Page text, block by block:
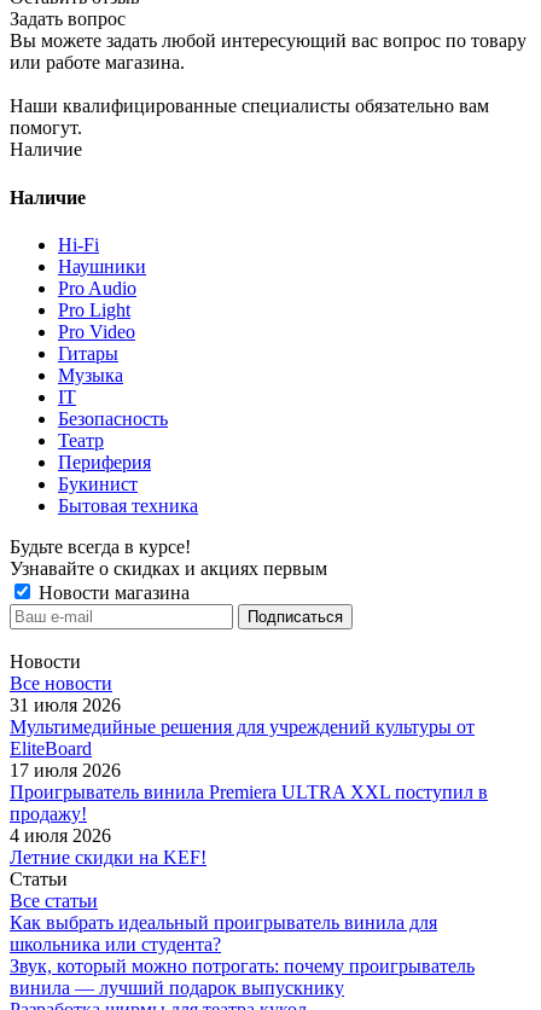
Задать вопрос
Вы можете задать любой интересующий вас вопрос по товару
или работе магазина.
Наши квалифицированные специалисты обязательно вам
помогут.
Наличие
Наличие
Hi-Fi
Наушники
Pro Audio
Pro Light
Pro Video
Гитары
Музыка
IT
Безопасность
Театр
Периферия
Букинист
Бытовая техника
Будьте всегда в курсе!
Узнавайте о скидках и акциях первым
Новости магазина
Новости
Все новости
31 июля 2026
Мультимедийные решения для учреждений культуры от
EliteBoard
17 июля 2026
Проигрыватель винила Premiera ULTRA XXL поступил в
продажу!
4 июля 2026
Летние скидки на KEF!
Статьи
Все статьи
Как выбрать идеальный проигрыватель винила для
школьника или студента?
Звук, который можно потрогать: почему проигрыватель
винила — лучший подарок выпускнику